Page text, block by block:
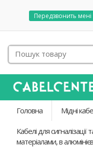
Передзвонить мені
Головна
Мідні
Кабелі для
матеріалами, в